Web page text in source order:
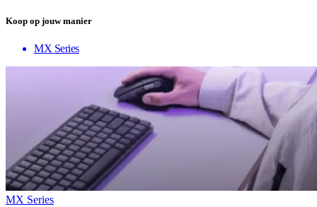
Koop op jouw manier
MX Series
MX Series